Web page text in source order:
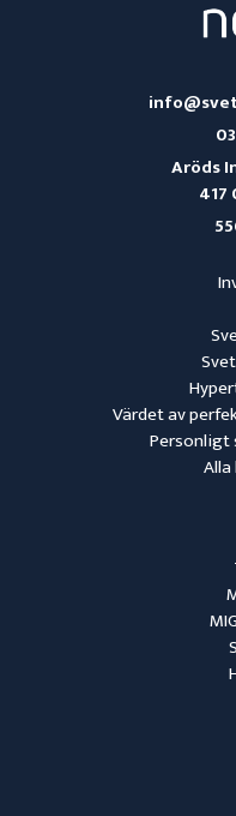
Värdet av
Personligt
Aröds